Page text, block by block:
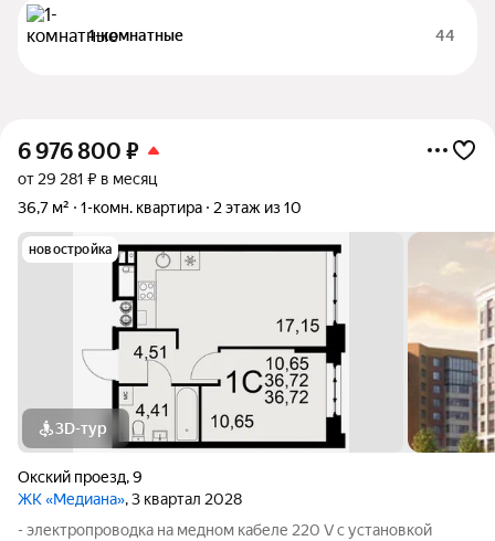
1-комнатные 44
6 976 800 ₽
от 29 281 ₽ в месяц
36,7 м²
1-комн. квартира 2 этаж из 10
новостройка
3D-тур
Окский проезд,9
ЖК «Медиана», 3 квартал 2028
- электропроводка на медном кабеле 220 V с установкой